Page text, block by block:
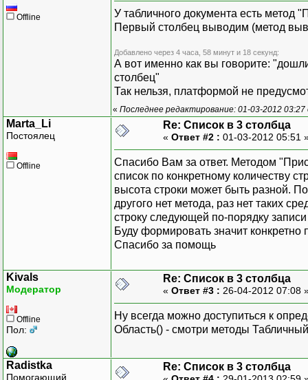
Offline
У табличного документа есть метод
Первый столбец выводим (метод
Добавлено через 4 часа, 58 минут и 18 секунд:
А вот именно как вы говорите:
столбец"
Так нельзя, платформой не
« Последнее редактирование: 01-03-2012
Marta_Li
Постоялец
Offline
Re: Список в 3 столбца
« Ответ #2 : 01-03-2012 05:51
Спасибо Вам за ответ. Методом
список по конкретному количеству
высота строки может быть разной.
другого нет метода, раз нет таких
строку следующей по-порядку
Буду формировать значит конкретно
Спасибо за помощь
Kivals
Модератор
Offline
Пол:
Re: Список в 3 столбца
« Ответ #3 : 26-04-2012 07:08
Ну всегда можно доступиться к
Область() - смотри методы
Radistka
Помогающий
Re: Список в 3 столбца